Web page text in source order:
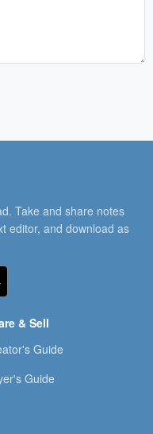
Take and share notes
editor, and download as
& Sell
Guide
Guide